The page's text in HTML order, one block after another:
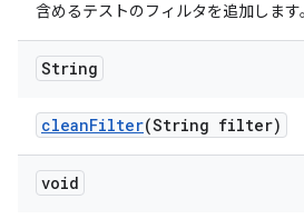
含めるテストのフィルタを追加します。
String
cleanFilter(String filter)
void